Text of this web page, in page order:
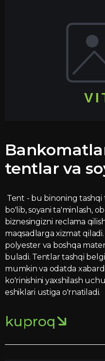
tentlar va
Tent - bu binoning
bo'lib, soyani ta'minlash,
biznesingizni reclama
maqsadlarga xizmat
polyester va boshqa
buladi. Tentlar tashqi
mumkin va odatda
ko'rinishini yaxshilash
eshiklari ustiga o'rnatiladi.
kuproq